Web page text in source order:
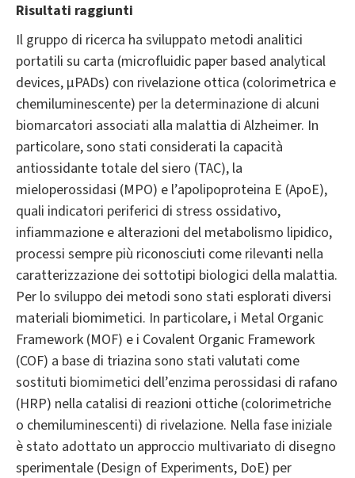
Risultati raggiunti
Il gruppo di ricerca ha sviluppato metodi analitici
portatili su carta (microfluidic paper based analytical
devices, µPADs) con rivelazione ottica (colorimetrica e
chemiluminescente) per la determinazione di alcuni
biomarcatori associati alla malattia di Alzheimer. In
particolare, sono stati considerati la capacità
antiossidante totale del siero (TAC), la
mieloperossidasi (MPO) e l’apolipoproteina E (ApoE),
quali indicatori periferici di stress ossidativo,
infiammazione e alterazioni del metabolismo lipidico,
processi sempre più riconosciuti come rilevanti nella
caratterizzazione dei sottotipi biologici della malattia.
Per lo sviluppo dei metodi sono stati esplorati diversi
materiali biomimetici. In particolare, i Metal Organic
Framework (MOF) e i Covalent Organic Framework
(COF) a base di triazina sono stati valutati come
sostituti biomimetici dell’enzima perossidasi di rafano
(HRP) nella catalisi di reazioni ottiche (colorimetriche
o chemiluminescenti) di rivelazione. Nella fase iniziale
è stato adottato un approccio multivariato di disegno
sperimentale (Design of Experiments, DoE) per